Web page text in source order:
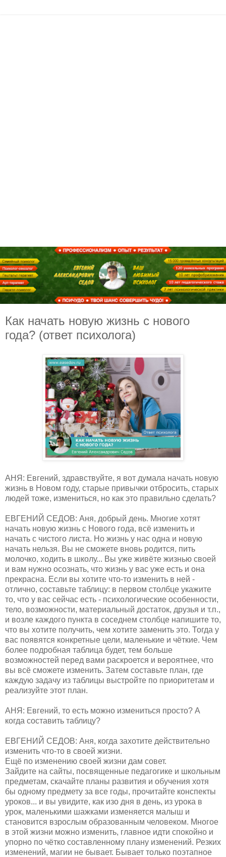
Как начать новую жизнь с нового
года? (ответ психолога)
АНЯ: Евгений, здравствуйте, я вот думала начать новую
жизнь в Новом году, старые привычки отбросить, старых
людей тоже, измениться, но как это правильно сделать?
ЕВГЕНИЙ СЕДОВ: Аня, добрый день. Многие хотят
начать новую жизнь с Нового года, всё изменить и
начать с чистого листа. Но жизнь у нас одна и новую
начать нельзя. Вы не сможете вновь родится, пить
молочко, ходить в школу... Вы уже живёте жизнью своей
и вам нужно осознать, что жизнь у вас уже есть и она
прекрасна. Если вы хотите что-то изменить в ней -
отлично, составьте таблицу: в первом столбце укажите
то, что у вас сейчас есть - психологические особенности,
тело, возможности, материальный достаток, друзья и т.п.,
и возле каждого пункта в соседнем столбце напишите то,
что вы хотите получить, чем хотите заменить это. Тогда у
вас появятся конкретные цели, маленькие и чёткие. Чем
более подробная таблица будет, тем больше
возможностей перед вами раскроется и вероятнее, что
вы всё сможете изменить. Затем составьте план, где
каждую задачу из таблицы выстройте по приоритетам и
реализуйте этот план.
АНЯ: Евгений, то есть можно измениться просто? А
когда составить таблицу?
ЕВГЕНИЙ СЕДОВ: Аня, когда захотите действительно
изменить что-то в своей жизни.
Ещё по изменению своей жизни дам совет.
Зайдите на сайты, посвященные педагогике и школьным
предметам, скачайте планы развития и обучения хотя
бы одному предмету за все годы, прочитайте конспекты
уроков... и вы увидите, как изо дня в день, из урока в
урок, маленькими шажками изменяется малыш и
становится взрослым образованным человеком. Многое
в этой жизни можно изменить, главное идти спокойно и
упорно по чётко составленному плану изменений. Резких
изменений, магии не бывает. Бывает только поэтапное